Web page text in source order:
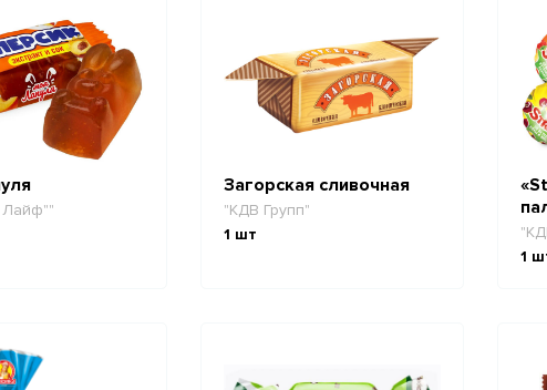
Лайф""
Загорская сливочная
"КДВ Групп"
1 шт
1